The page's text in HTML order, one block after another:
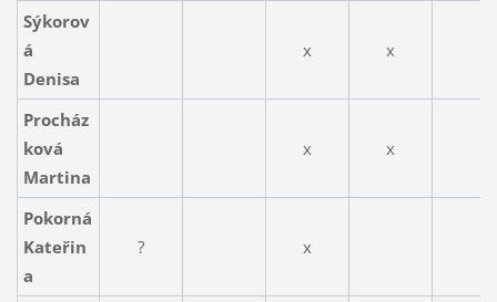
Sýkorov
á
Denisa
x x
Procház
ková
Martina
x x
Pokorná
Kateřin
a
? x